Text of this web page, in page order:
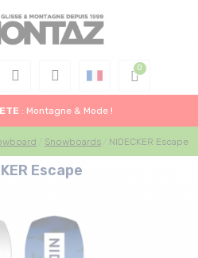
ETE : Montagne & Mode !
Snowboards NIDECKER Escape
Escape